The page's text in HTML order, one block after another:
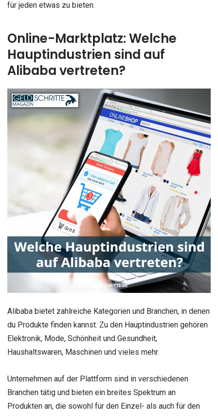
für jeden etwas zu bieten.
Online-Marktplatz: Welche
Hauptindustrien sind auf
Alibaba vertreten?
Alibaba bietet zahlreiche Kategorien und Branchen, in denen
du Produkte finden kannst. Zu den Hauptindustrien gehören
Elektronik, Mode, Schönheit und Gesundheit,
Haushaltswaren, Maschinen und vieles mehr.
Unternehmen auf der Plattform sind in verschiedenen
Branchen tätig und bieten ein breites Spektrum an
Produkten an, die sowohl für den Einzel- als auch für den